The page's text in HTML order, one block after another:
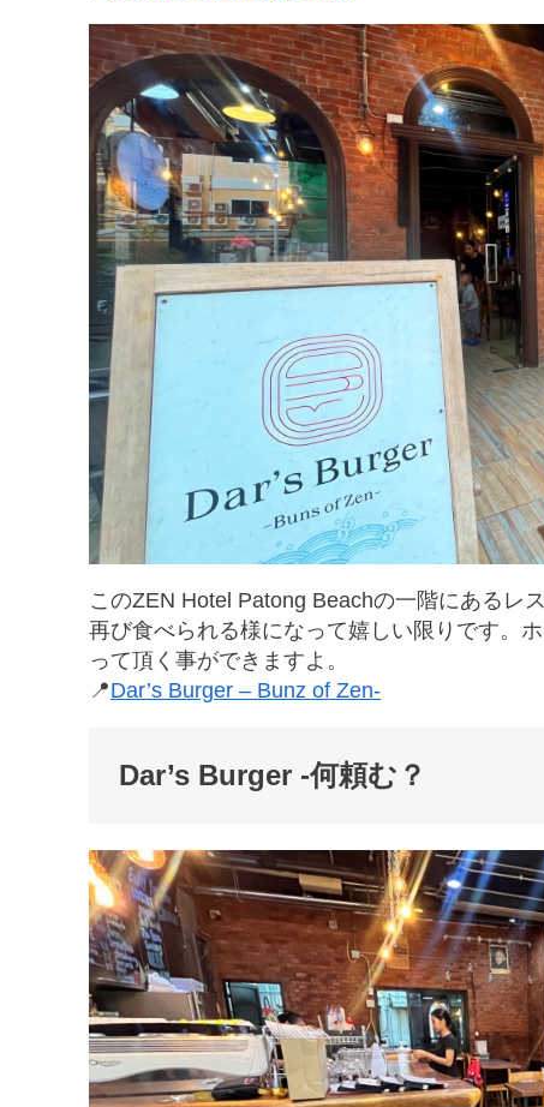
このZEN Hotel Patong Beachの一階にあるレ
再び食べられる様になって嬉しい限りです。
って頂く事ができますよ。
📍Dar’s Burger – Bunz of Zen-
Dar’s Burger -何頼む？